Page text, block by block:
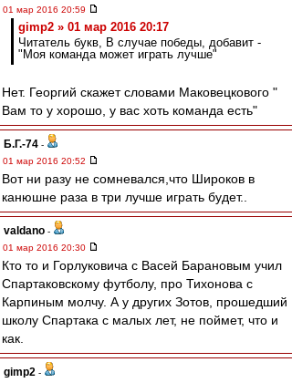
01 мар 2016 20:59
gimp2 » 01 мар 2016 20:17
Читатель букв, В случае победы, добавит -
"Моя команда может играть лучше"
Нет. Георгий скажет словами Маковецкового "
Вам то у хорошо, у вас хоть команда есть"
Б.Г.-74 -
01 мар 2016 20:52
Вот ни разу не сомневался,что Широков в
канюшне раза в три лучше играть будет..
valdano -
01 мар 2016 20:30
Кто то и Горлуковича с Васей Барановым учил
Спартаковскому футболу, про Тихонова с
Карпиным молчу. А у других Зотов, прошедший
школу Спартака с малых лет, не поймет, что и
как.
gimp2 -